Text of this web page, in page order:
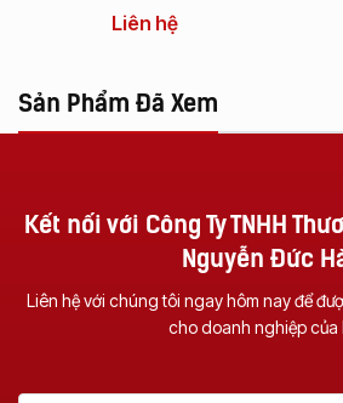
Liên hệ
Sản Phẩm Đã Xem
Kết nối với Công Ty TNHH
Nguyễn Đức
Liên hệ với chúng tôi ngay hôm nay để
cho doanh nghiệp của